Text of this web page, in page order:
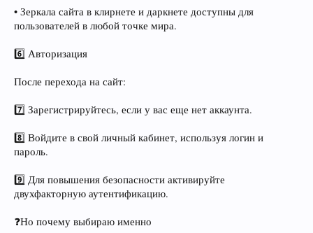
• Зеркала сайта в клирнете и даркнете доступны для
пользователей в любой точке мира.
6️⃣ Авторизация
После перехода на сайт:
7️⃣ Зарегистрируйтесь, если у вас еще нет аккаунта.
8️⃣ Войдите в свой личный кабинет, используя логин и
пароль.
9️⃣ Для повышения безопасности активируйте
двухфакторную аутентификацию.
❓Но почему выбираю именно